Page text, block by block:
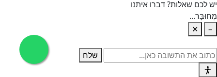
יש לכם שאלות? דברו איתנו
מְחוּבָּר...
−
✕
שלח